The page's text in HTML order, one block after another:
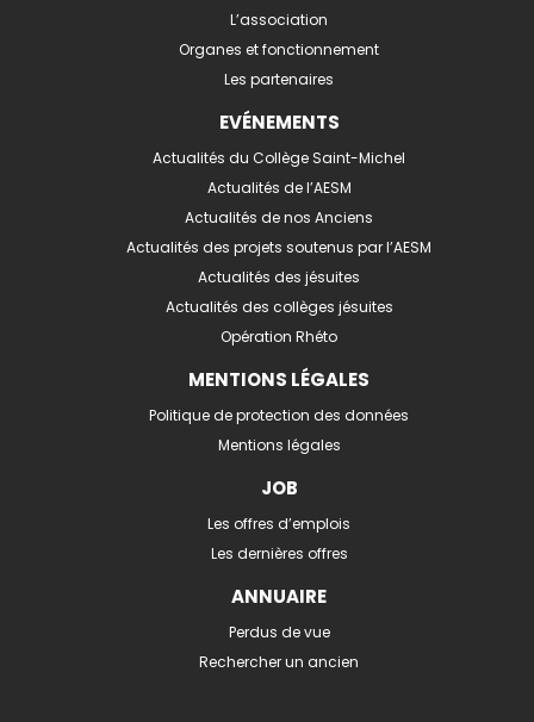
L’association
Organes et fonctionnement
Les partenaires
EVÉNEMENTS
Actualités du Collège Saint-Michel
Actualités de l’AESM
Actualités de nos Anciens
Actualités des projets soutenus par l’AESM
Actualités des jésuites
Actualités des collèges jésuites
Opération Rhéto
MENTIONS LÉGALES
Politique de protection des données
Mentions légales
JOB
Les offres d’emplois
Les dernières offres
ANNUAIRE
Perdus de vue
Rechercher un ancien